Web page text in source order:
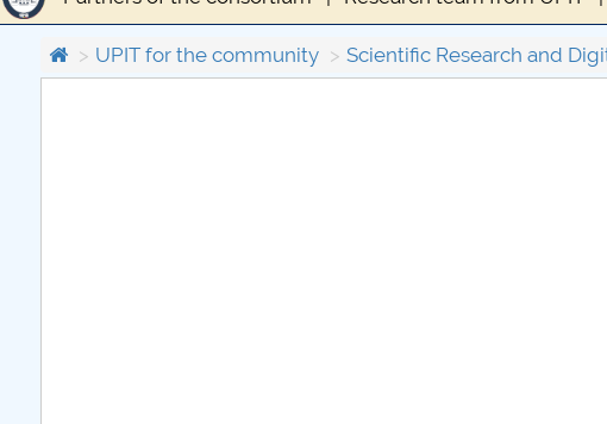
Collaborations UPIT Contact
UPIT for the community Scientific Research and